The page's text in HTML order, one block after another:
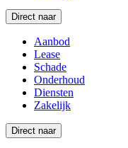
Direct naar
Aanbod
Lease
Schade
Onderhoud
Diensten
Zakelijk
Direct naar